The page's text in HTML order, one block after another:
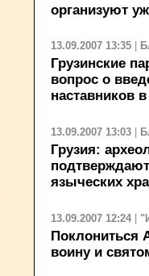
организуют
13.09.2007 13:35
Грузинские
вопрос о
наставников
13.09.2007 13:03
Грузия:
языческих
13.09.2007 12:24 |
Поклониться
воину и